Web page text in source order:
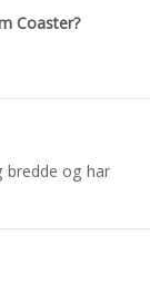
Coaster?
bredde og har